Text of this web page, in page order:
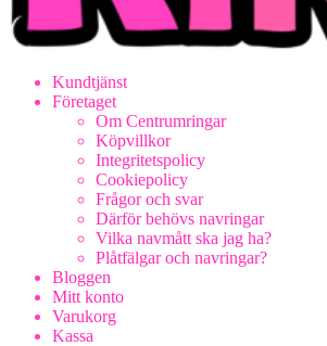
Kundtjänst
Företaget
Om Centrumringar
Köpvillkor
Integritetspolicy
Cookiepolicy
Frågor och svar
Därför behövs navringar
Vilka navmått ska jag ha?
Plåtfälgar och navringar?
Bloggen
Mitt konto
Varukorg
Kassa